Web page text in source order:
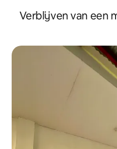
Verblijven van een